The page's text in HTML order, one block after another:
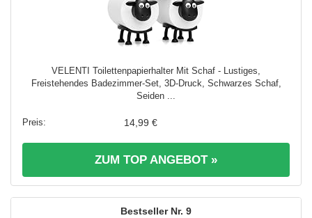
VELENTI Toilettenpapierhalter Mit Schaf - Lustiges,
Freistehendes Badezimmer-Set, 3D-Druck, Schwarzes Schaf,
Seiden ...
14,99 €
ZUM TOP ANGEBOT »
9